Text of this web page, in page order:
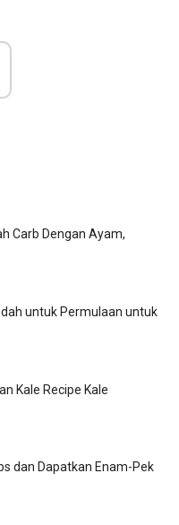
Carb Dengan Ayam,
untuk Permulaan untuk
Kale Recipe Kale
dan Dapatkan Enam-Pek